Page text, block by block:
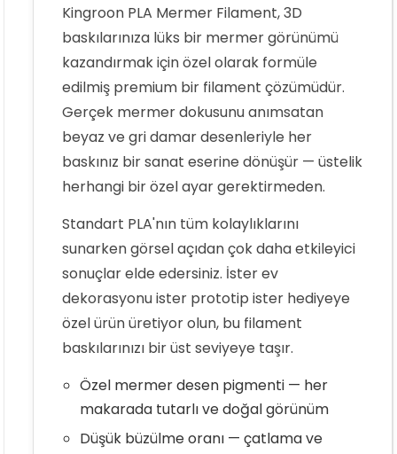
Kingroon PLA Mermer Filament, 3D
baskılarınıza lüks bir mermer görünümü
kazandırmak için özel olarak formüle
edilmiş premium bir filament çözümüdür.
Gerçek mermer dokusunu anımsatan
beyaz ve gri damar desenleriyle her
baskınız bir sanat eserine dönüşür — üstelik
herhangi bir özel ayar gerektirmeden.
Standart PLA'nın tüm kolaylıklarını
sunarken görsel açıdan çok daha etkileyici
sonuçlar elde edersiniz. İster ev
dekorasyonu ister prototip ister hediyeye
özel ürün üretiyor olun, bu filament
baskılarınızı bir üst seviyeye taşır.
Özel mermer desen pigmenti — her
makarada tutarlı ve doğal görünüm
Düşük büzülme oranı — çatlama ve